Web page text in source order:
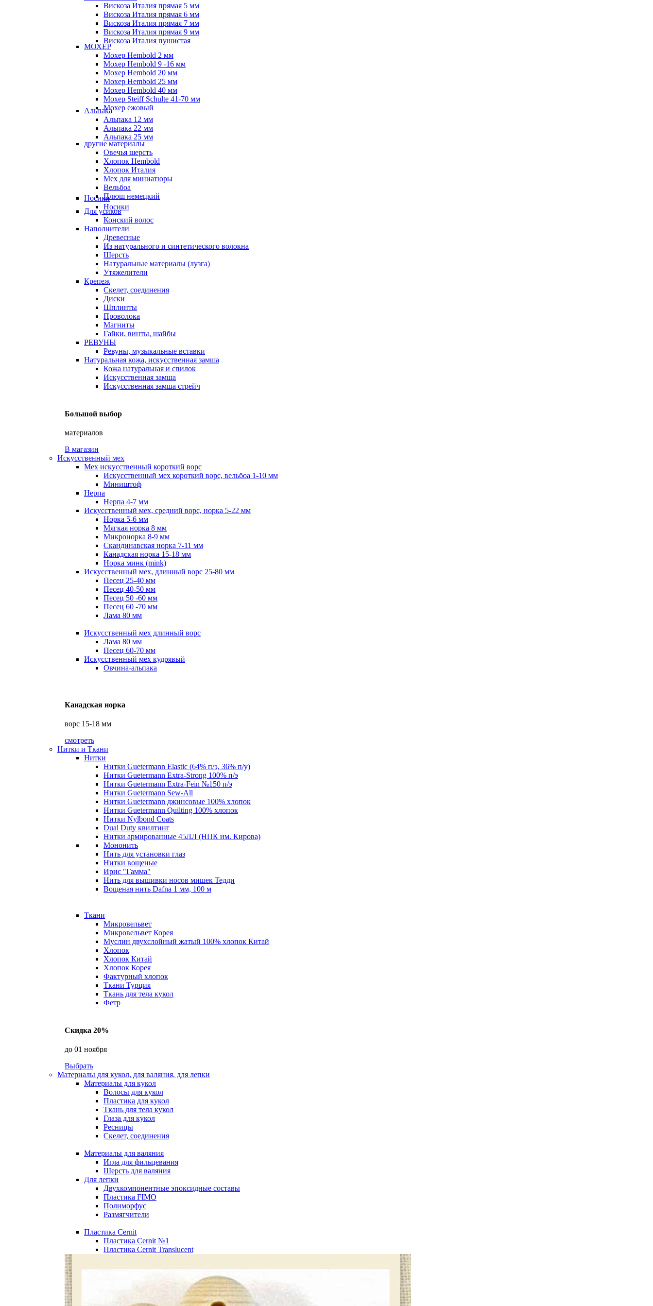
Вискоза Италия прямая 5 мм
Вискоза Италия прямая 6 мм
Вискоза Италия прямая 7 мм
Вискоза Италия прямая 9 мм
Вискоза Италия пушистая
МОХЕР
Мохер Hembold 2 мм
Мохер Hembold 9 -16 мм
Мохер Hembold 20 мм
Мохер Hembold 25 мм
Мохер Hembold 40 мм
Мохер Steiff Schulte 41-70 мм
Мохер ежовый
Альпака
Альпака 12 мм
Альпака 22 мм
Альпака 25 мм
другие материалы
Овечья шерсть
Хлопок Hembold
Хлопок Италия
Мех для миниатюры
Вельбоа
Плюш немецкий
Носики
Носики
Для усиков
Конский волос
Наполнители
Древесные
Из натурального и синтетического волокна
Шерсть
Натуральные материалы (лузга)
Утяжелители
Крепеж
Скелет, соединения
Диски
Шплинты
Проволока
Магниты
Гайки, винты, шайбы
РЕВУНЫ
Ревуны, музыкальные вставки
Натуральная кожа, искусственная замша
Кожа натуральная и спилок
Искусственная замша
Искусственная замша стрейч
Большой выбор
материалов
В магазин
Искусственный мех
Мех искусственный короткий ворс
Искусственный мех короткий ворс, вельбоа 1-10 мм
Миништоф
Нерпа
Нерпа 4-7 мм
Искусственный мех, средний ворс, норка 5-22 мм
Норка 5-6 мм
Мягкая норка 8 мм
Микронорка 8-9 мм
Скандинавская норка 7-11 мм
Канадская норка 15-18 мм
Норка минк (mink)
Искусственный мех, длинный ворс 25-80 мм
Песец 25-40 мм
Песец 40-50 мм
Песец 50 -60 мм
Песец 60 -70 мм
Лама 80 мм
Искусственный мех длинный ворс
Лама 80 мм
Песец 60-70 мм
Искусственный мех кудрявый
Овчина-альпака
Канадская норка
ворс 15-18 мм
смотреть
Нитки и Ткани
Нитки
Нитки Guetermann Elastic (64% п/э, 36% п/у)
Нитки Guetermann Extra-Strong 100% п/э
Нитки Guetermann Extra-Fein №150 п/э
Нитки Guetermann Sew-All
Нитки Guetermann джинсовые 100% хлопок
Нитки Guetermann Quilting 100% хлопок
Нитки Nylbond Coats
Dual Duty квилтинг
Нитки армированные 45ЛЛ (НПК им. Кирова)
Мононить
Нить для установки глаз
Нитки вощеные
Ирис "Гамма"
Нить для вышивки носов мишек Тедди
Вощеная нить Dafna 1 мм, 100 м
Ткани
Микровельвет
Микровельвет Корея
Муслин двухслойный жатый 100% хлопок Китай
Хлопок
Хлопок Китай
Хлопок Корея
Фактурный хлопок
Ткани Турция
Ткань для тела кукол
Фетр
Скидка 20%
до 01 ноября
Выбрать
Материалы для кукол, для валяния, для лепки
Материалы для кукол
Волосы для кукол
Пластика для кукол
Ткань для тела кукол
Глаза для кукол
Ресницы
Скелет, соединения
Материалы для валяния
Игла для фильцевания
Шерсть для валяния
Для лепки
Двухкомпонентные эпоксидные составы
Пластика FIMO
Полиморфус
Размягчители
Пластика Cernit
Пластика Cernit №1
Пластика Cernit Translucent